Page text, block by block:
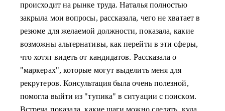
происходит на рынке труда. Наталья полностью
закрыла мои вопросы, рассказала, чего не хватает в
резюме для желаемой должности, показала, какие
возможны альтернативы, как перейти в эти сферы,
что хотят видеть от кандидатов. Рассказала о
"маркерах", которые могут выделить меня для
рекрутеров. Консультация была очень полезной,
помогла выйти из "тупика" в ситуации с поиском.
Встреча показала, какие шаги можно сделать, куда